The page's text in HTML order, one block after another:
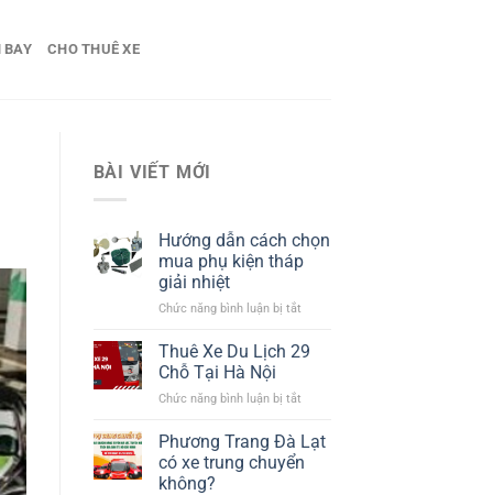
BAY CHO THUÊ XE
BÀI VIẾT MỚI
Hướng dẫn cách chọn
mua phụ kiện tháp
giải nhiệt​
Chức năng bình luận bị tắtở
dẫn
mua
kiện
tháp
Thuê Xe Du Lịch 29
Chỗ Tại Hà Nội
Chức năng bình luận bị tắtở
Xe
Du
Lịch
Phương Trang Đà Lạt
có xe trung chuyển
không?